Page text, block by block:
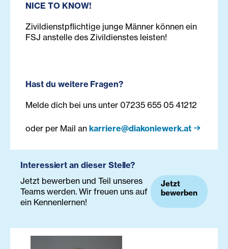
NICE TO KNOW!
Zivildienstpflichtige junge Männer können ein
FSJ anstelle des Zivildienstes leisten!
Hast du weitere Fragen?
Melde dich bei uns unter 07235 655 05 41212
oder per Mail an karriere@diakoniewerk.at
Interessiert an dieser Stelle?
Jetzt bewerben und Teil unseres
Teams werden. Wir freuen uns auf
ein Kennenlernen!
Jetzt
bewerben